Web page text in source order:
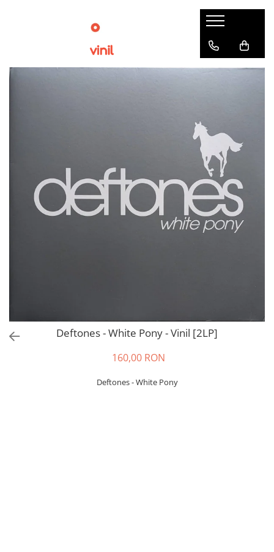
Deftones - White Pony - Vinil [2LP]
160,00 RON
Deftones - White Pony